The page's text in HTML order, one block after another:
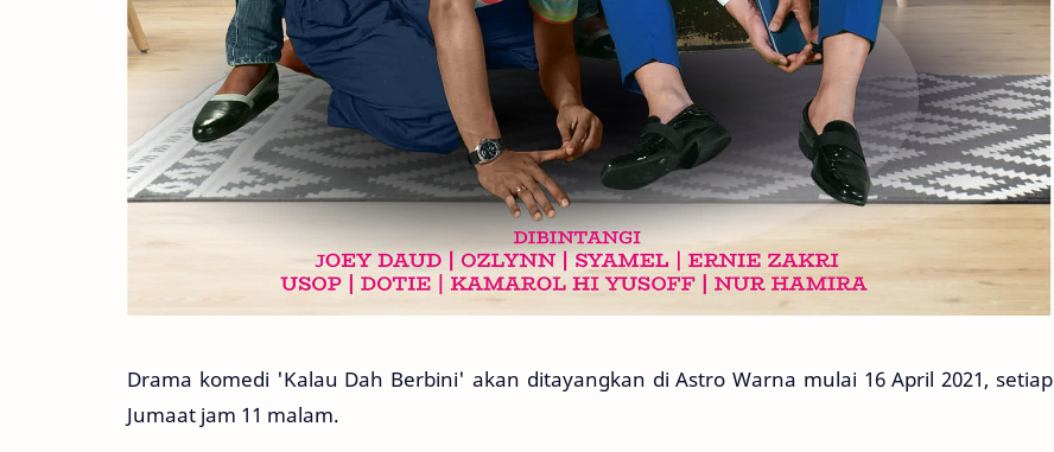
Drama komedi 'Kalau Dah Berbini' akan ditayangkan di Astro Warna mulai 16 April 2021, setiap
Jumaat jam 11 malam.